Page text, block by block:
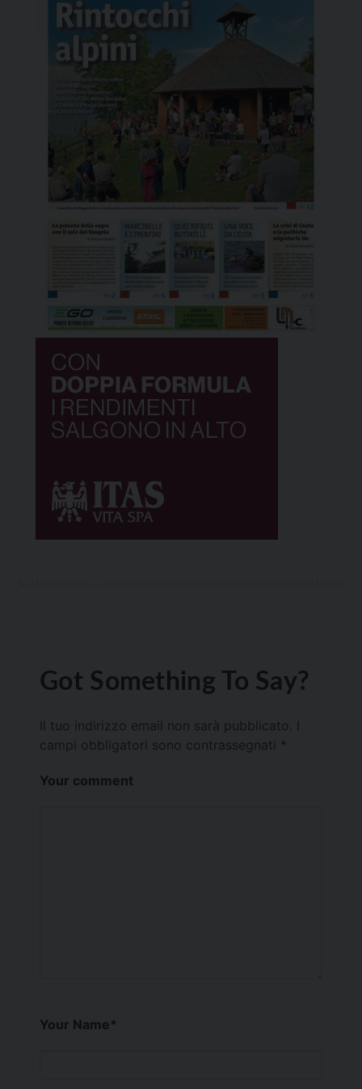
Got Something To Say?
Il tuo indirizzo email non sarà pubblicato.
campi obbligatori sono contrassegnati *
Your comment
Your Name*